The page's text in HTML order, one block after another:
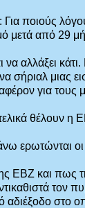
ποιούς
μετά από 29
να αλλάξει
σήριαλ μιας
για τους
θέλουν η
ερωτώνται οι
ΕΒΖ και πως
τον
αδιέξοδο στο